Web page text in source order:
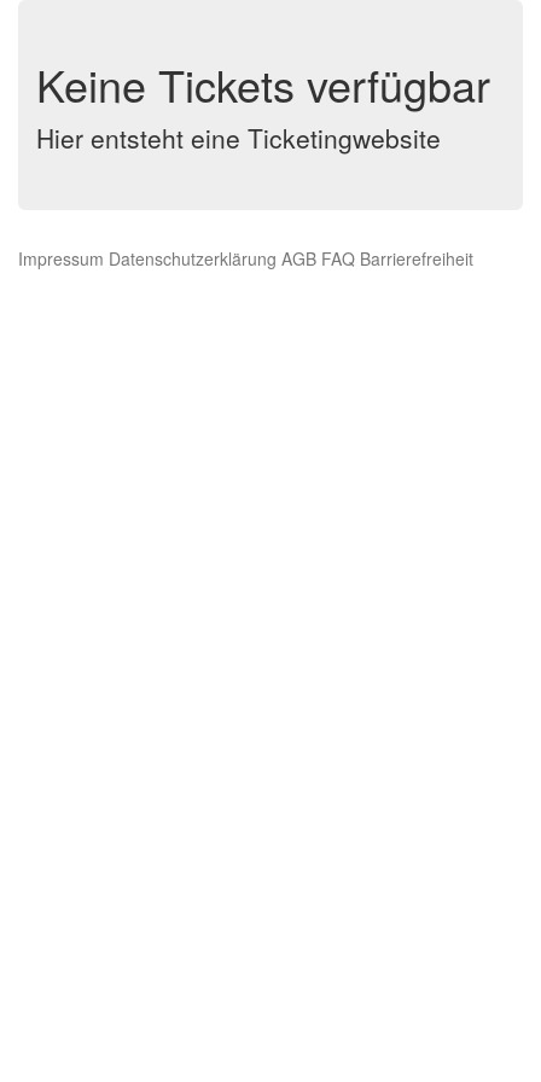
Keine Tickets verfügbar
Hier entsteht eine Ticketingwebsite
Impressum Datenschutzerklärung AGB FAQ Barrierefreiheit